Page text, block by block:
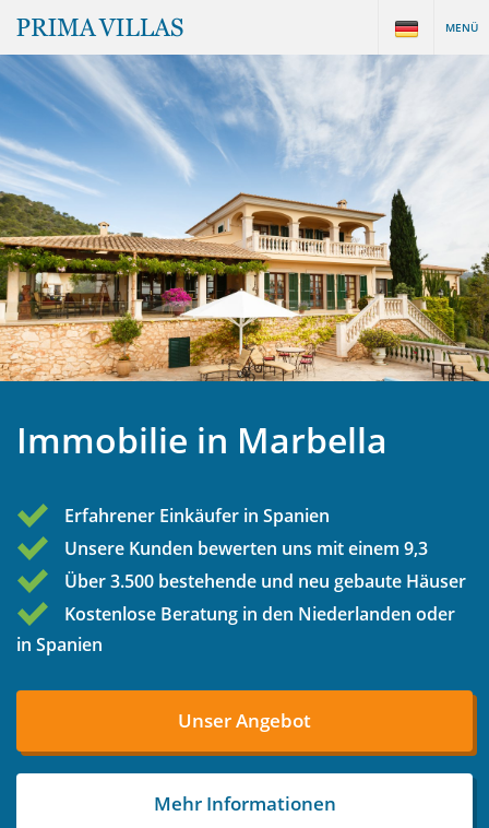
MENÜ
Immobilie in Marbella
Erfahrener Einkäufer in Spanien
Unsere Kunden bewerten uns mit einem 9,3
Über 3.500 bestehende und neu gebaute Häuser
Kostenlose Beratung in den Niederlanden oder
in Spanien
Unser Angebot
Mehr Informationen